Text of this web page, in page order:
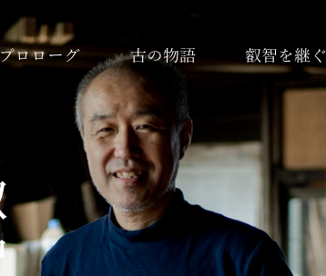
プロローグ 古の物語 叡智を継ぐ